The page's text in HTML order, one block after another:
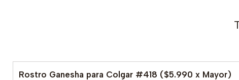
Rostro Ganesha para Colgar #418 ($5.990 x Mayor)